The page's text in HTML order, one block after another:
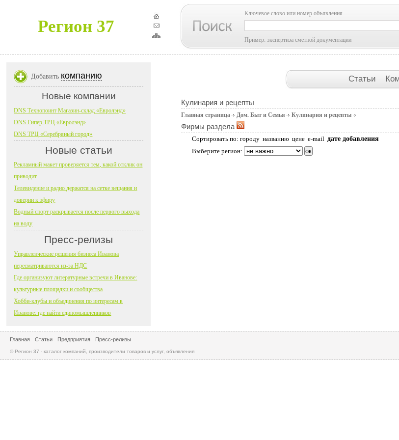
Регион 37
Ключевое слово или номер объявления
Пример: экспертиза сметной документации
Статьи
Кулинария и рецепты
Главная страница Дом. Быт и Семья Кулинария и рецепты
Фирмы раздела
Сортировать по: городу названию цене e-mail дате добавления
Выберите регион:
Добавить компанию
Новые компании
DNS Технопоинт Магазин-склад «Евролэнд»
DNS Гипер ТРЦ «Евролэнд»
DNS ТРЦ «Серебряный город»
Новые статьи
Рекламный макет проверяется тем, какой отклик он
приводит
Телевидение и радио держатся на сетке вещания и
доверии к эфиру
Водный спорт раскрывается после первого выхода
на воду
Пресс-релизы
Управленческие решения бизнеса Иванова
пересматриваются из-за НДС
Где организуют литературные встречи в Иванове:
культурные площадки и сообщества
Хобби-клубы и объединения по интересам в
Иванове: где найти единомышленников
Главная Статьи Предприятия Пресс-релизы
© Регион 37 - каталог компаний, производители товаров и услуг, объявления